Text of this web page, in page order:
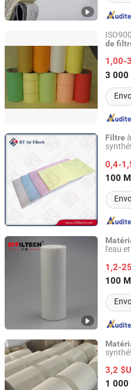
de
1,00-
3 000
HEBEI AMUSEN FILTER
Hebei, China
Filtre
0,4-
100
Guangzhou RT Air Filtech
Guangdong, China
l'eau
1,2-
100
Shanghai Sffiltech Co., Ltd.
3,2
1 000
Suzhou Forst Filter Co., Ltd.
Jiangsu, China